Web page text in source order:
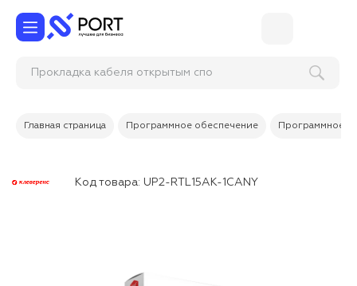
Прокладка кабеля от
Главная страница Программное обеспечение Программное
Код товара: UP2-RTL15AK-1CANY